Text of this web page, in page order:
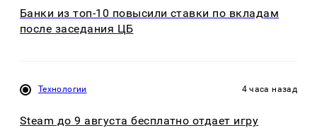
Банки из топ-10 повысили ставки по вкладам
после заседания ЦБ
Технологии 4 часа назад
Steam до 9 августа бесплатно отдает игру